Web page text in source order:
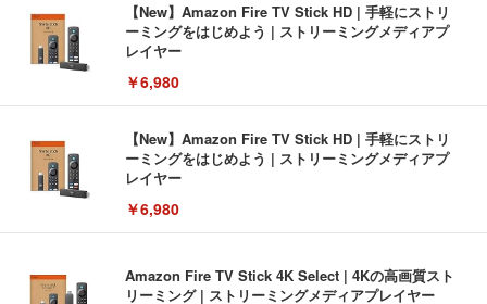
【New】Amazon Fire TV Stick HD | 手軽にストリ
ーミングをはじめよう | ストリーミングメディアプ
レイヤー
￥6,980
【New】Amazon Fire TV Stick HD | 手軽にストリ
ーミングをはじめよう | ストリーミングメディアプ
レイヤー
￥6,980
Amazon Fire TV Stick 4K Select | 4Kの高画質スト
リーミング | ストリーミングメディアプレイヤー